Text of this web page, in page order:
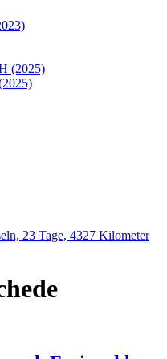
(2025)
23 Tage, 4327 Kilometer